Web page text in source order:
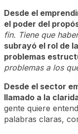
Desde el
el poder del
fin. Tiene que
subrayó el rol de
problemas
problemas a los
Desde el sector
llamado a la
gente quiere
palabras claras,